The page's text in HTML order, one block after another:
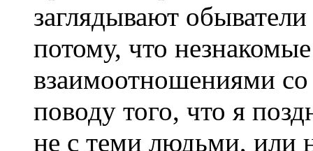
заглядывают
потому, что
взаимоотношениями
поводу того, что я
не с теми людьми, или